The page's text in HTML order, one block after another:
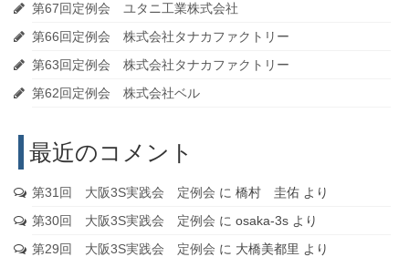
第67回定例会 ユタニ工業株式会社
第66回定例会 株式会社タナカファクトリー
第63回定例会 株式会社タナカファクトリー
第62回定例会 株式会社ベル
最近のコメント
第31回 大阪3S実践会 定例会 に 橋村 圭佑 より
第30回 大阪3S実践会 定例会 に osaka-3s より
第29回 大阪3S実践会 定例会 に 大橋美都里 より